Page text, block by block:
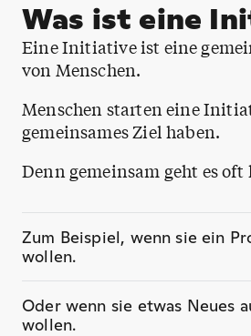
Was ist eine
Eine Initiative ist eine
von Menschen.
Menschen starten eine
gemeinsames Ziel haben.
Denn gemeinsam geht es oft
Zum Beispiel, wenn sie ein
wollen.
Oder wenn sie etwas Neues
wollen.